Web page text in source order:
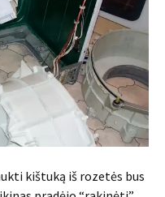
kištuką iš rozetės bus